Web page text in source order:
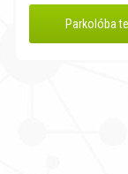
Parkolóba